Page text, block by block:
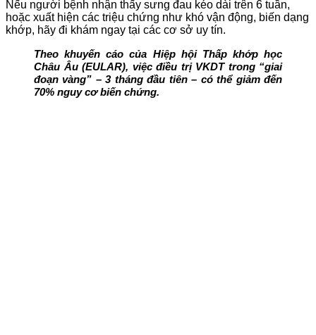
Nếu người bệnh nhận thấy sưng đau kéo dài trên 6 tuần,
hoặc xuất hiện các triệu chứng như khó vận động, biến dạng
khớp, hãy đi khám ngay tại các cơ sở uy tín.
Theo khuyến cáo của Hiệp hội Thấp khớp học
Châu Âu (EULAR), việc điều trị VKDT trong “giai
đoạn vàng” – 3 tháng đầu tiên – có thể giảm đến
70% nguy cơ biến chứng.